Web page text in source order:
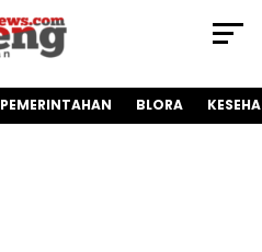
PEMERINTAHAN BLORA